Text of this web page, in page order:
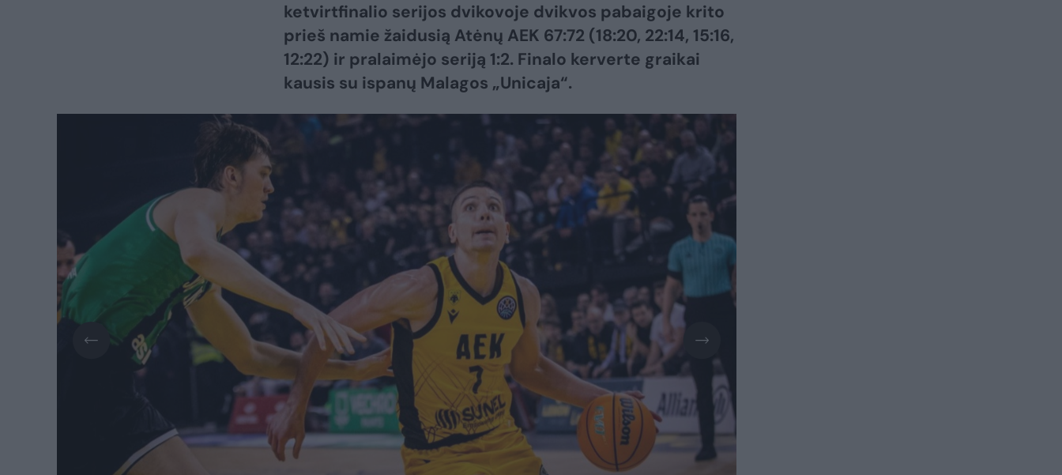
ketvirtfinalio serijos dvikovoje dvikvos pabaigoje krito
prieš namie žaidusią Atėnų AEK 67:72 (18:20, 22:14, 15:16,
12:22) ir pralaimėjo seriją 1:2. Finalo kerverte graikai
kausis su ispanų Malagos „Unicaja“.